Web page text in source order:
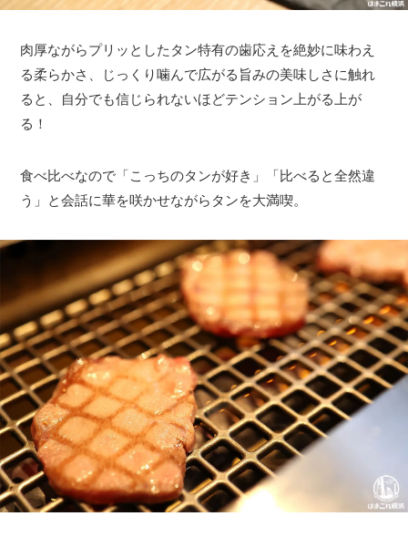
肉厚ながらプリッとしたタン特有の歯応えを絶妙に味わえ
る柔らかさ、じっくり噛んで広がる旨みの美味しさに触れ
ると、自分でも信じられないほどテンション上がる上が
る！
食べ比べなので「こっちのタンが好き」「比べると全然違
う」と会話に華を咲かせながらタンを大満喫。